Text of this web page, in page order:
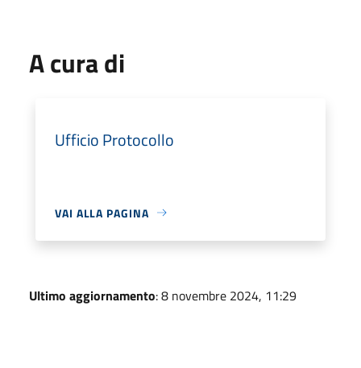
A cura di
Ufficio Protocollo
VAI ALLA PAGINA
Ultimo aggiornamento: 8 novembre 2024, 11:29